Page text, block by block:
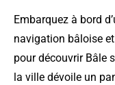
Embarquez à bord
navigation bâloise
pour découvrir Bâle
la ville dévoile un